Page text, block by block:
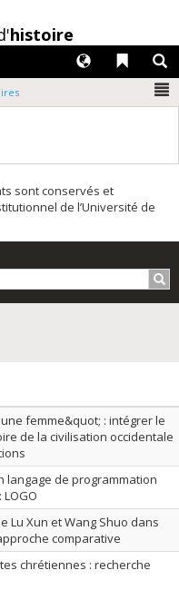
histoire
Liens
Langues
sont conservés et
de l’Université de
femme&quot; : intégrer le
de la civilisation occidentale
langage de programmation
Lu Xun et Wang Shuo dans
comparative
chrétiennes : recherche